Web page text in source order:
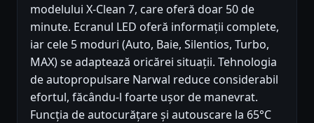
modelului X-Clean 7, care oferă doar 50 de
minute. Ecranul LED oferă informații complete,
iar cele 5 moduri (Auto, Baie, Silentios, Turbo,
MAX) se adaptează oricărei situații. Tehnologia
de autopropulsare Narwal reduce considerabil
efortul, făcându-l foarte ușor de manevrat.
Funcția de autocurățare și autouscare la 65°C